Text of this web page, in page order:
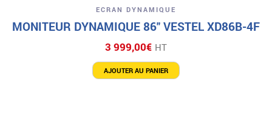
ECRAN DYNAMIQUE
MONITEUR DYNAMIQUE 86″ VESTEL XD86B-4F
3 999,00€ HT
AJOUTER AU PANIER